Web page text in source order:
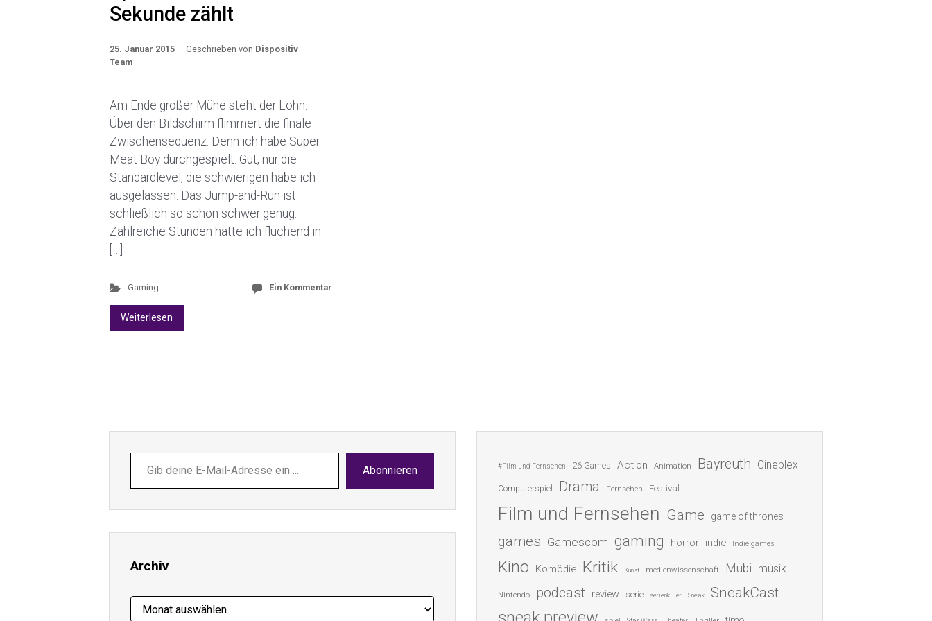
Sekunde zählt
25. Januar 2015 Geschrieben von Dispositiv
Team
Am Ende großer Mühe steht der Lohn:
Über den Bildschirm flimmert die finale
Zwischensequenz. Denn ich habe Super
Meat Boy durchgespielt. Gut, nur die
Standardlevel, die schwierigen habe ich
ausgelassen. Das Jump-and-Run ist
schließlich so schon schwer genug.
Zahlreiche Stunden hatte ich fluchend in
[…]
Gaming Ein Kommentar
Weiterlesen
deine
E-
ein ...
Abonnieren
Archiv
Archiv
#Film und Fernsehen 26 Games Action Animation Bayreuth Cineplex
Computerspiel Drama Fernsehen Festival
Film und Fernsehen Game game of thrones
games Gamescom gaming horror indie Indie games
Kino Komödie Kritik Kunst medienwissenschaft Mubi musik
Nintendo podcast review serie serienkiller Sneak SneakCast